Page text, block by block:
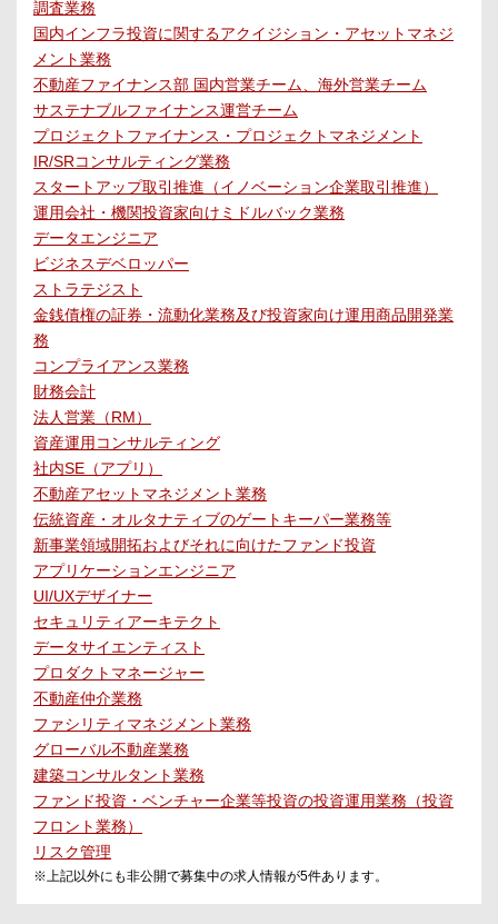
調査業務
国内インフラ投資に関するアクイジション・アセットマネジ
メント業務
不動産ファイナンス部 国内営業チーム、海外営業チーム
サステナブルファイナンス運営チーム
プロジェクトファイナンス・プロジェクトマネジメント
IR/SRコンサルティング業務
スタートアップ取引推進（イノベーション企業取引推進）
運用会社・機関投資家向けミドルバック業務
データエンジニア
ビジネスデベロッパー
ストラテジスト
金銭債権の証券・流動化業務及び投資家向け運用商品開発業
務
コンプライアンス業務
財務会計
法人営業（RM）
資産運用コンサルティング
社内SE（アプリ）
不動産アセットマネジメント業務
伝統資産・オルタナティブのゲートキーパー業務等
新事業領域開拓およびそれに向けたファンド投資
アプリケーションエンジニア
UI/UXデザイナー
セキュリティアーキテクト
データサイエンティスト
プロダクトマネージャー
不動産仲介業務
ファシリティマネジメント業務
グローバル不動産業務
建築コンサルタント業務
ファンド投資・ベンチャー企業等投資の投資運用業務（投資
フロント業務）
リスク管理
※上記以外にも非公開で募集中の求人情報が5件あります。